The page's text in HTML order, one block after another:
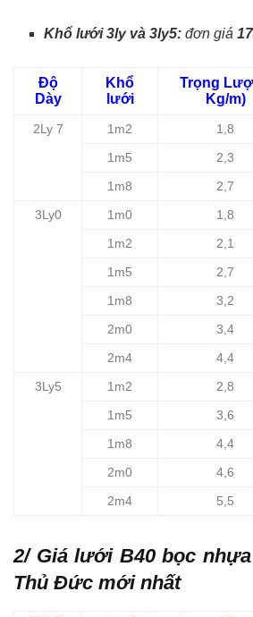
Khổ lưới 3ly và 3ly5:đơn giá
Độ
Dày
Khổ
lưới
Trọng
Kg/m)
2Ly 7 1m2 1,8
1m5 2,3
1m8 2,7
3Ly0 1m0 1,8
1m2 2,1
1m5 2,7
1m8 3,2
2m0 3,4
2m4 4,4
3Ly5 1m2 2,8
1m5 3,6
1m8 4,4
2m0 4,6
2m4 5,5
2/ Giá lưới B40 bọc
Thủ Đức mới nhất